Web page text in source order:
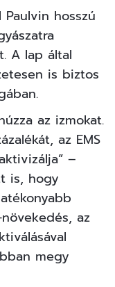
hosszú
A lap által
is biztos
az izmokat.
az EMS
–
is, hogy
az
megy